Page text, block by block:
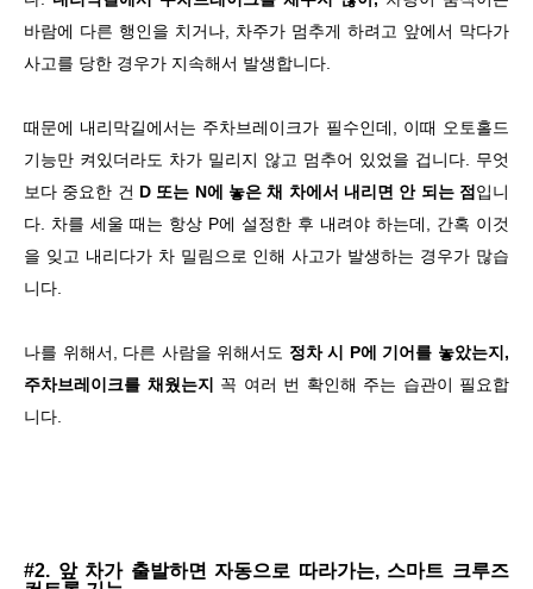
바람에 다른 행인을 치거나, 차주가 멈추게 하려고 앞에서 막다가
사고를 당한 경우가 지속해서 발생합니다.
때문에 내리막길에서는 주차브레이크가 필수인데, 이때 오토홀드
기능만 켜있더라도 차가 밀리지 않고 멈추어 있었을 겁니다. 무엇
보다 중요한 건 D 또는 N에 놓은 채 차에서 내리면 안 되는 점 입니
다. 차를 세울 때는 항상 P에 설정한 후 내려야 하는데, 간혹 이것
을 잊고 내리다가 차 밀림으로 인해 사고가 발생하는 경우가 많습
니다.
나를 위해서, 다른 사람을 위해서도 정차 시 P에 기어를 놓았는지,
주차브레이크를 채웠는지
꼭 여러 번 확인해 주는 습관이 필요합
니다.
#2. 앞 차가 출발하면 자동으로 따라가는, 스마트 크루즈